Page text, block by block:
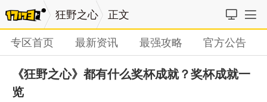
狂野之心 正文
专区首页 最新资讯 最强攻略 官方公告
《狂野之心》都有什么奖杯成就？奖杯成就一
览